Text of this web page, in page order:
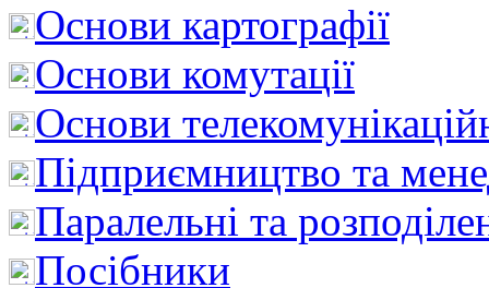
Основи картографії
Основи комутації
Основи
Підприємництво та
Паралельні та
Посібники